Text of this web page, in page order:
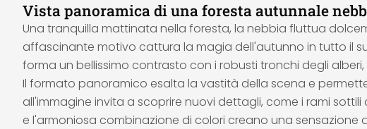
Vista panoramica di una foresta autunnale
Una tranquilla mattinata nella foresta, la nebbia fluttua
affascinante motivo cattura la magia dell'autunno in tutto il
forma un bellissimo contrasto con i robusti tronchi degli
Il formato panoramico esalta la vastità della scena e
all'immagine invita a scoprire nuovi dettagli, come i rami
e l'armoniosa combinazione di colori creano una sensazione